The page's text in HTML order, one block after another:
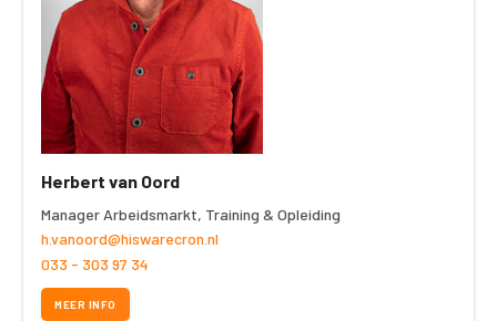
Herbert van Oord
Manager Arbeidsmarkt, Training & Opleiding
h.vanoord@hiswarecron.nl
033 - 303 97 34
MEER INFO